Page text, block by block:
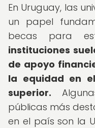
En Uruguay, las
un papel
becas para
instituciones
de apoyo
la equidad en
superior.
públicas más
en el país son la